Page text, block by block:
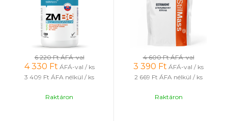
6 220 FtÁFÁ-val
4 330 Ft ÁFÁ-val / ks
3 409 Ft ÁFA nélkül / ks
Raktáron
4 600 FtÁFÁ-val
3 390 Ft ÁFÁ-val / ks
2 669 Ft ÁFA nélkül / ks
Raktáron